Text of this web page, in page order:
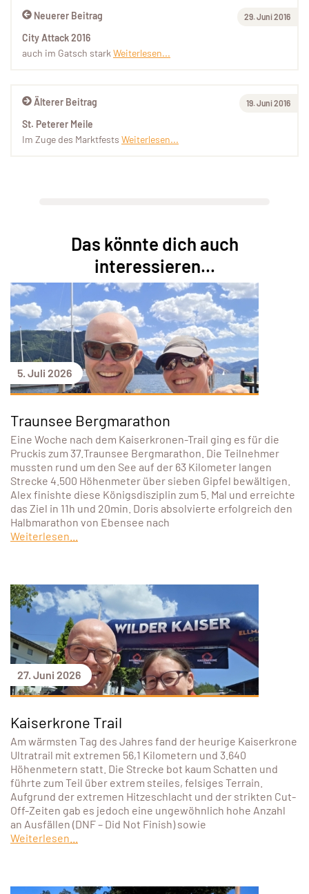
Älterer Beitrag 19. Juni 2016
St. Peterer Meile
Im Zuge des Marktfests Weiterlesen...
Neuerer Beitrag 29. Juni 2016
City Attack 2016
auch im Gatsch starkWeiterlesen...
Das könnte dich auch
interessieren...
5. Juli 2026
Traunsee Bergmarathon
Eine Woche nach dem Kaiserkronen-Trail ging es für die
Pruckis zum 37.Traunsee Bergmarathon. Die Teilnehmer
mussten rund um den See auf der 63 Kilometer langen
Strecke 4.500 Höhenmeter über sieben Gipfel bewältigen.
Alex finishte diese Königsdisziplin zum 5. Mal und erreichte
das Ziel in 11h und 20min. Doris absolvierte erfolgreich den
Halbmarathon von Ebensee nach
Weiterlesen...
27. Juni 2026
Kaiserkrone Trail
Am wärmsten Tag des Jahres fand der heurige Kaiserkrone
Ultratrail mit extremen 56,1 Kilometern und 3.640
Höhenmetern statt. Die Strecke bot kaum Schatten und
führte zum Teil über extrem steiles, felsiges Terrain.
Aufgrund der extremen Hitzeschlacht und der strikten Cut-
Off-Zeiten gab es jedoch eine ungewöhnlich hohe Anzahl
an Ausfällen (DNF – Did Not Finish) sowie
Weiterlesen...